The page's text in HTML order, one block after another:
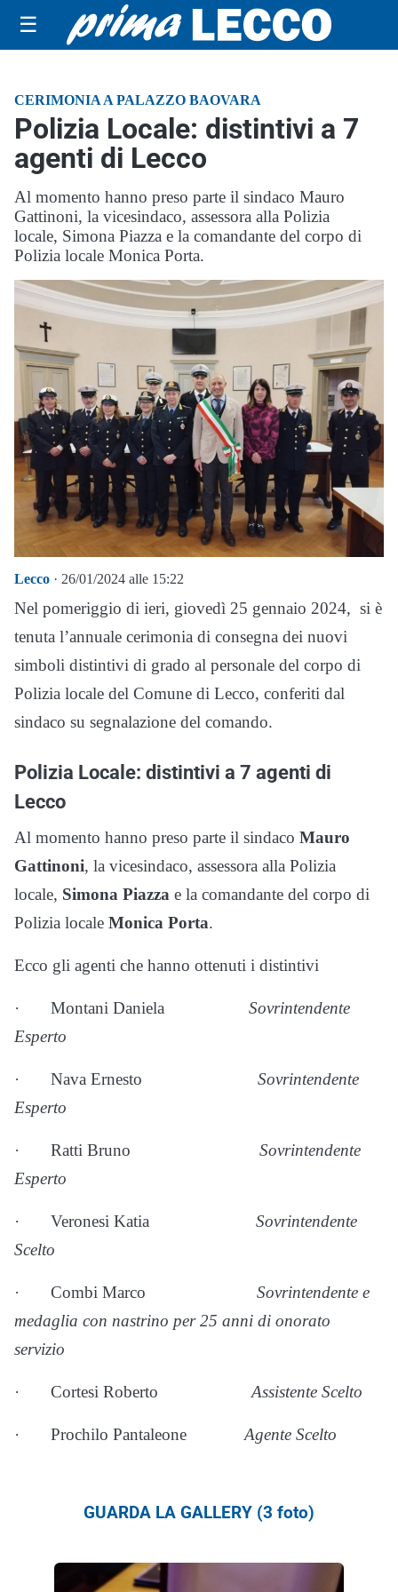
☰
CERIMONIA A PALAZZO BAOVARA
Polizia Locale: distintivi a 7
agenti di Lecco
Al momento hanno preso parte il sindaco Mauro
Gattinoni, la vicesindaco, assessora alla Polizia
locale, Simona Piazza e la comandante del corpo di
Polizia locale Monica Porta.
Lecco · 26/01/2024 alle 15:22
Nel pomeriggio di ieri, giovedì 25 gennaio 2024, si è
tenuta l’annuale cerimonia di consegna dei nuovi
simboli distintivi di grado al personale del corpo di
Polizia locale del Comune di Lecco, conferiti dal
sindaco su segnalazione del comando.
Polizia Locale: distintivi a 7 agenti di
Lecco
Al momento hanno preso parte il sindaco Mauro
Gattinoni, la vicesindaco, assessora alla Polizia
locale, Simona Piazza e la comandante del corpo di
Polizia locale Monica Porta.
Ecco gli agenti che hanno ottenuti i distintivi
· Montani Daniela Sovrintendente
Esperto
· Nava Ernesto
Sovrintendente
Esperto
· Ratti Bruno
Sovrintendente
Esperto
· Veronesi Katia Sovrintendente
Scelto
· Combi Marco Sovrintendente e
medaglia con nastrino per 25 anni di onorato
servizio
· Cortesi Roberto Assistente Scelto
· Prochilo Pantaleone Agente Scelto
GUARDA LA GALLERY (3 foto)